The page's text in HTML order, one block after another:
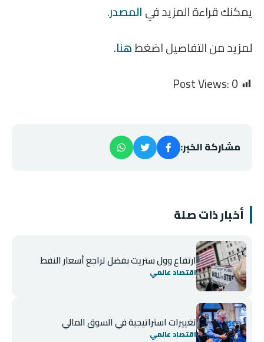
يمكنك قراءة المزيد فيالمصدر.
لمزيد من التفاصيل اضغطهنا.
Post Views:0
مشاركة الخبر:
أخبار ذات صلة
ارتفاع وول ستريت بفضل تراجع أسعار النفط
اقتصاد عالمي
تغييرات استراتيجية في السوق المالي
اقتصاد عالمي